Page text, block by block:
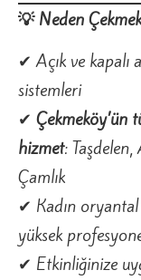
💡 Neden
✔ Açık ve kapalı
sistemleri
✔ Çekmeköy’ün
hizmet:
Çamlık
✔ Kadın oryantal
yüksek
✔ Etkinliğinize